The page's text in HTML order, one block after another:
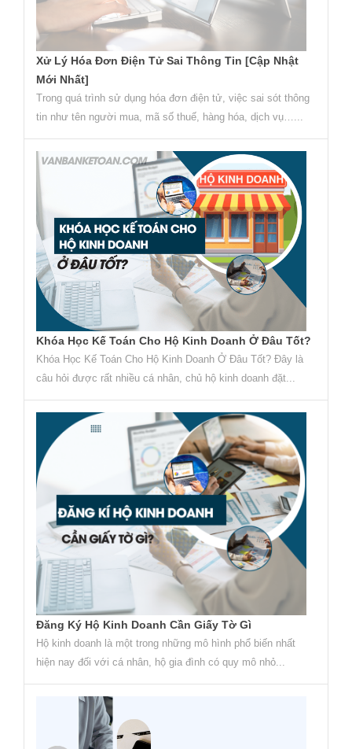
Xử Lý Hóa Đơn Điện Tử Sai Thông Tin [Cập Nhật
Mới Nhất]
Trong quá trình sử dụng hóa đơn điện tử, việc sai sót thông
tin như tên người mua, mã số thuế, hàng hóa, dịch vụ…...
Khóa Học Kế Toán Cho Hộ Kinh Doanh Ở Đâu Tốt?
Khóa Học Kế Toán Cho Hộ Kinh Doanh Ở Đâu Tốt? Đây là
câu hỏi được rất nhiều cá nhân, chủ hộ kinh doanh đặt...
Đăng Ký Hộ Kinh Doanh Cần Giấy Tờ Gì
Hộ kinh doanh là một trong những mô hình phổ biến nhất
hiện nay đối với cá nhân, hộ gia đình có quy mô nhỏ...